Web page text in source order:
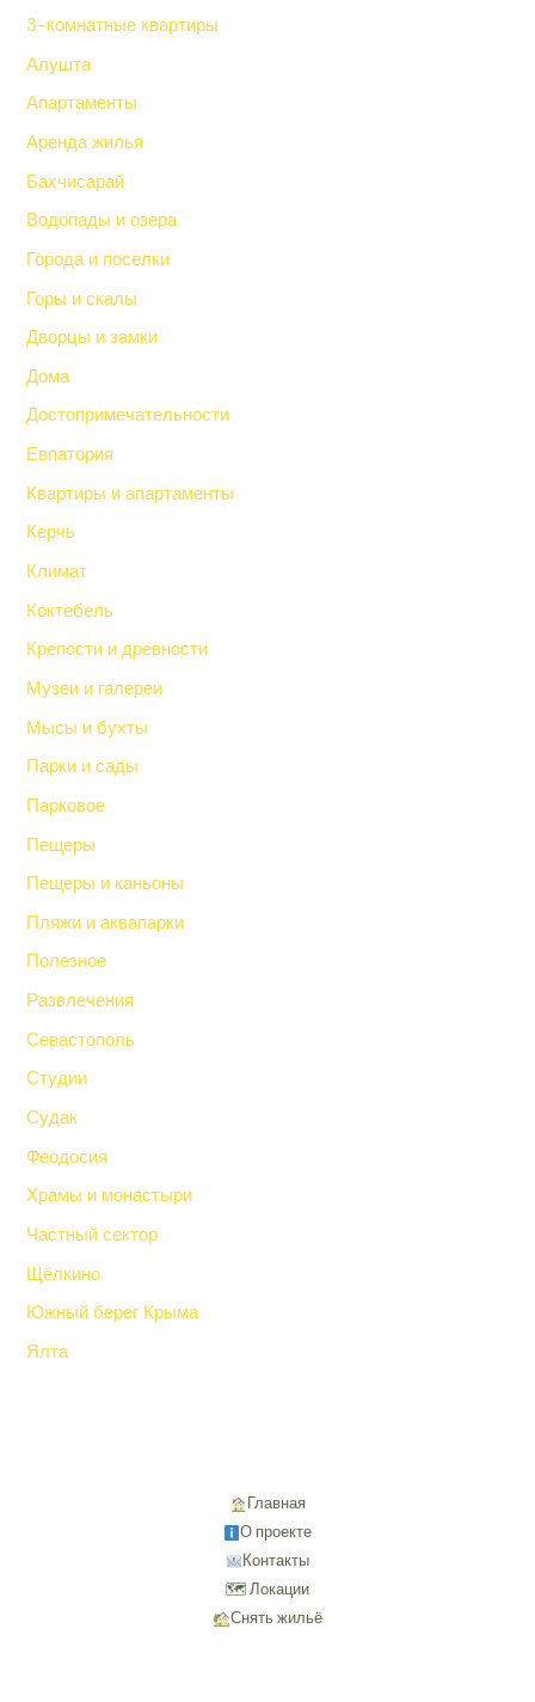
3-комнатные квартиры
Алушта
Апартаменты
Аренда жилья
Бахчисарай
Водопады и озера
Города и поселки
Горы и скалы
Дворцы и замки
Дома
Достопримечательности
Евпатория
Квартиры и апартаменты
Керчь
Климат
Коктебель
Крепости и древности
Музеи и галереи
Мысы и бухты
Парки и сады
Парковое
Пещеры
Пещеры и каньоны
Пляжи и аквапарки
Полезное
Развлечения
Севастополь
Студии
Судак
Феодосия
Храмы и монастыри
Частный сектор
Щёлкино
Южный берег Крыма
Ялта
Главная
О проекте
Контакты
🗺 Локации
Снять жильё